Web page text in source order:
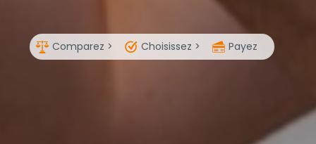
Comparez > Choisissez > Payez